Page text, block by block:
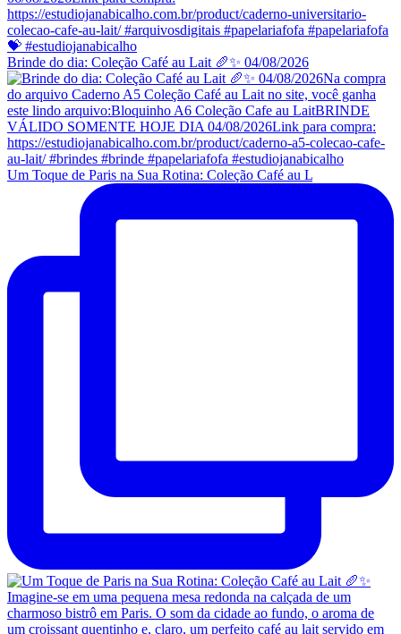
Brinde do dia: Coleção Café au Lait 🥖✨ 04/08/2026
Um Toque de Paris na Sua Rotina: Coleção Café au L